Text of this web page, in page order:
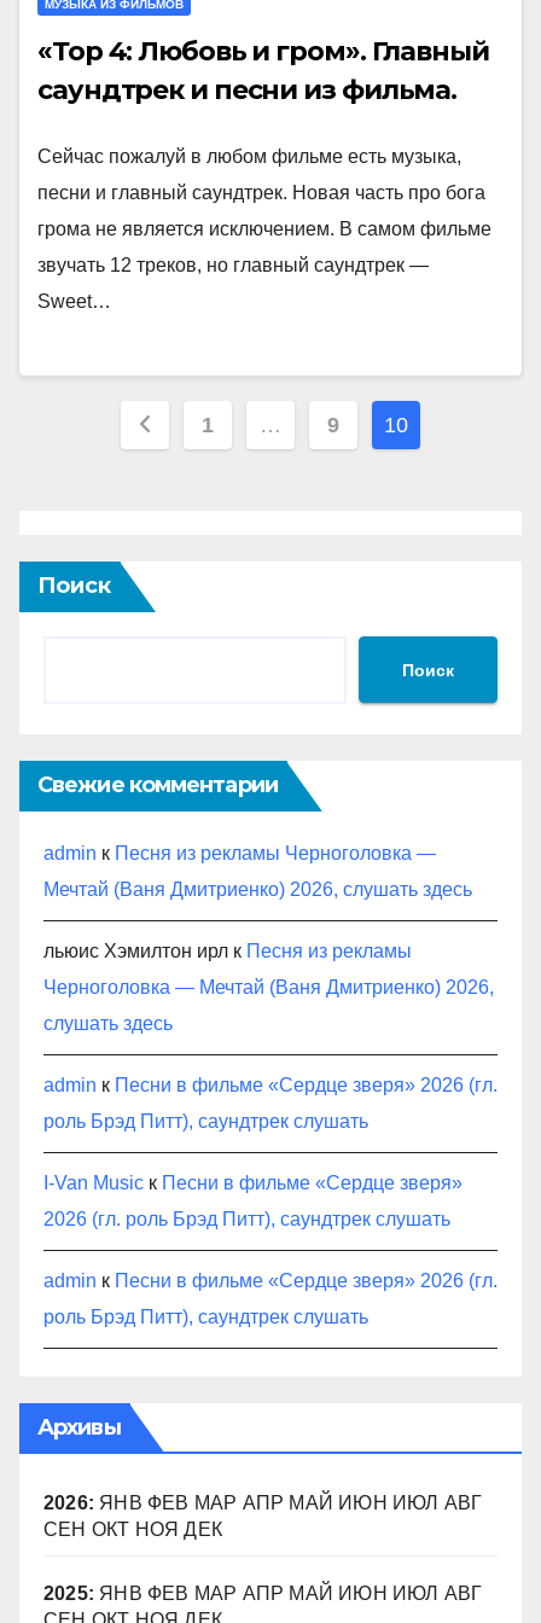
МУЗЫКА ИЗ ФИЛЬМОВ
«Тор 4: Любовь и гром». Главный
саундтрек и песни из фильма.
Сейчас пожалуй в любом фильме есть музыка,
песни и главный саундтрек. Новая часть про бога
грома не является исключением. В самом фильме
звучать 12 треков, но главный саундтрек —
Sweet…
Пагинация
1 … 9 10
Поиск
Поиск
Свежие комментарии
admin к Песня из рекламы Черноголовка —
Мечтай (Ваня Дмитриенко) 2026, слушать здесь
льюис Хэмилтон ирл к Песня из рекламы
Черноголовка — Мечтай (Ваня Дмитриенко) 2026,
слушать здесь
admin к Песни в фильме «Сердце зверя» 2026 (гл.
роль Брэд Питт), саундтрек слушать
I-Van Music к Песни в фильме «Сердце зверя»
2026 (гл. роль Брэд Питт), саундтрек слушать
admin к Песни в фильме «Сердце зверя» 2026 (гл.
роль Брэд Питт), саундтрек слушать
Архивы
2026: ЯНВ ФЕВ МАР АПР МАЙ ИЮН ИЮЛ АВГ
СЕН ОКТ НОЯ ДЕК
2025: ЯНВ ФЕВ МАР АПР МАЙ ИЮН ИЮЛ АВГ